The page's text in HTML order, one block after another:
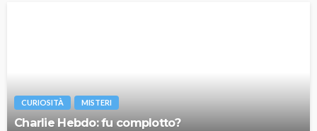
CURIOSITÀ MISTERI
Charlie Hebdo: fu complotto?